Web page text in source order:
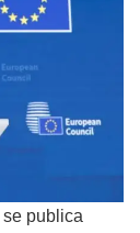
se publica